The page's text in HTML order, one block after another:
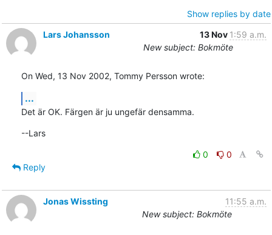
Show replies by date
Lars Johansson
13 Nov 1:59 a.m.
New subject: Bokmöte
On Wed, 13 Nov 2002, Tommy Persson wrote:
...
Det är OK. Färgen är ju ungefär densamma.
--Lars
0
0
Reply
Jonas Wissting
11:55 a.m.
New subject: Bokmöte